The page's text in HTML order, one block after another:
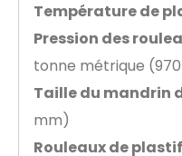
Température de
Pression des
tonne métrique
Taille du mandrin
mm)
Rouleaux de